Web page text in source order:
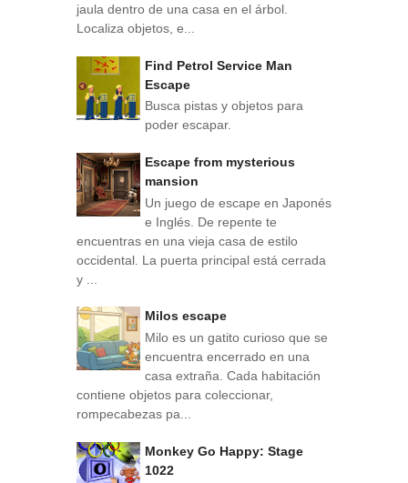
jaula dentro de una casa en el árbol.
Localiza objetos, e...
Find Petrol Service Man
Escape
Busca pistas y objetos para
poder escapar.
Escape from mysterious
mansion
Un juego de escape en Japonés
e Inglés. De repente te
encuentras en una vieja casa de estilo
occidental. La puerta principal está cerrada
y ...
Milos escape
Milo es un gatito curioso que se
encuentra encerrado en una
casa extraña. Cada habitación
contiene objetos para coleccionar,
rompecabezas pa...
Monkey Go Happy: Stage
1022